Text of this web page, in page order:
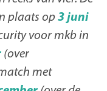
plaats op3 juni
voor mkb in
(over
met